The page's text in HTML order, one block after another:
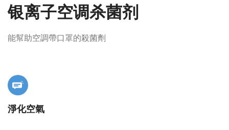
银离子空调杀菌剂
能幫助空調帶口罩的殺菌劑
淨化空氣